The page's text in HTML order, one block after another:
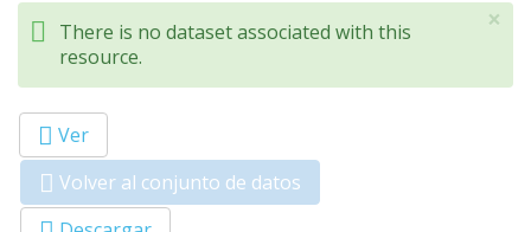
×
There is no dataset associated with this
resource.
Primary tabs
Ver
Volver al conjunto de datos
activa)